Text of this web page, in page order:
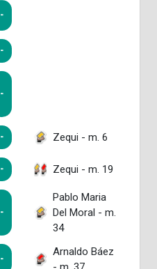
-
-
-
- Zequi - m. 6
- Zequi - m. 19
-
Pablo Maria
Del Moral - m.
34
-
Arnaldo Báez